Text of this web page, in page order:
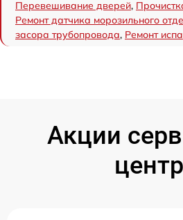
Перевешивание дверей,
Ремонт датчика морозильного
засора трубопровода, Ремонт
Акции